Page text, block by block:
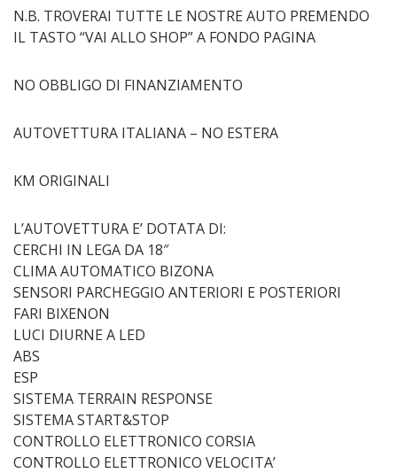
N.B. TROVERAI TUTTE LE NOSTRE AUTO PREMENDO
IL TASTO “VAI ALLO SHOP” A FONDO PAGINA
NO OBBLIGO DI FINANZIAMENTO
AUTOVETTURA ITALIANA – NO ESTERA
KM ORIGINALI
L’AUTOVETTURA E’ DOTATA DI:
CERCHI IN LEGA DA 18″
CLIMA AUTOMATICO BIZONA
SENSORI PARCHEGGIO ANTERIORI E POSTERIORI
FARI BIXENON
LUCI DIURNE A LED
ABS
ESP
SISTEMA TERRAIN RESPONSE
SISTEMA START&STOP
CONTROLLO ELETTRONICO CORSIA
CONTROLLO ELETTRONICO VELOCITA’